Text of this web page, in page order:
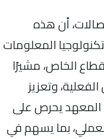
أن هذه
المعلومات
الخاص، مشيرًا
وتعزيز
المعهد يحرص على
بما يسهم في